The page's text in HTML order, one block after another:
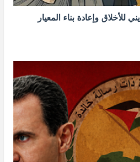
للأخلاق وإعادة بناء المعيار